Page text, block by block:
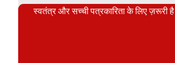
स्वतंत्र और सच्ची पत्रकारिता के लिए ज़रूरी